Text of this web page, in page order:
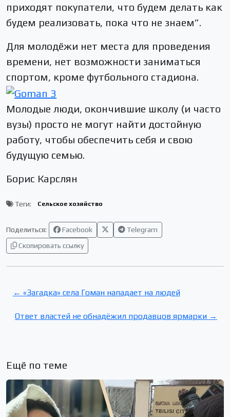
приходят покупатели, что будем делать как
будем реализовать, пока что не знаем”.
Для молодёжи нет места для проведения
времени, нет возможности заниматься
спортом, кроме футбольного стадиона.
Молодые люди, окончившие школу (и часто
вузы) просто не могут найти достойную
работу, чтобы обеспечить себя и свою
будущую семью.
Борис Карслян
Теги: Сельское хозяйство
Поделиться: Facebook
Telegram
Скопировать ссылку
← «Загадка» села Гоман нападает на людей
Ответ властей не обнадёжил продавцов ярмарки →
Ещё по теме